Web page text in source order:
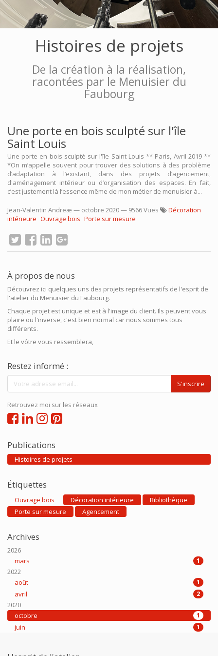
Histoires de projets
De la création à la réalisation,
racontées par le Menuisier du
Faubourg
Une porte en bois sculpté sur l'île
Saint Louis
Une porte en bois sculpté sur l'île Saint Louis ** Paris, Avril 2019 **
*On m’appelle souvent pour trouver des solutions à des problème
d’adaptation à l’existant, dans des projets d’agencement,
d'aménagement intérieur ou d’organisation des espaces. En fait,
c’est justement là l’essence même de mon métier de menuisier à...
Jean-Valentin Andreæ — octobre 2020— 9566 Vues
Décoration
intérieure Ouvrage bois Porte sur mesure
À propos de nous
Découvrez ici quelques uns des projets représentatifs de l'esprit de
l'atelier du Menuisier du Faubourg.
Chaque projet est unique et est à l'image du client. Ils peuvent vous
plaire ou l'inverse, c'est bien normal car nous sommes tous
différents.
Et le vôtre vous ressemblera,
Restez informé :
S'inscrire
Retrouvez moi sur les réseaux
Publications
Histoires de projets
Étiquettes
Ouvrage bois Décoration intérieure
Bibliothèque
Porte sur mesure
Agencement
Archives
2026
mars
1
2022
août
1
avril 2
2020
octobre
1
juin 1